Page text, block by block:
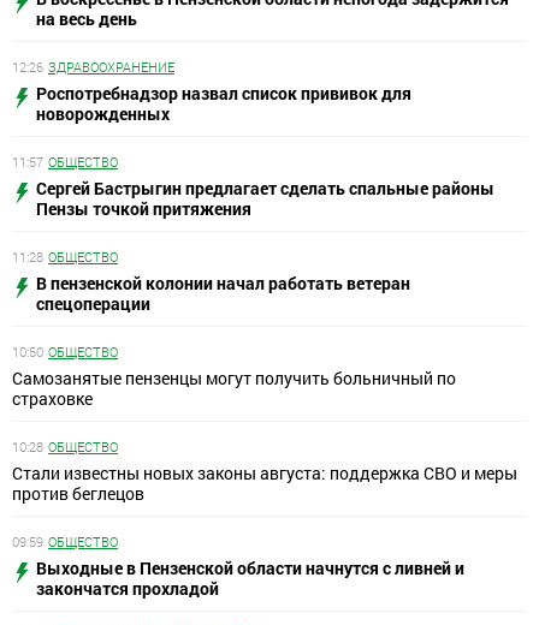
на весь день
12:26 ЗДРАВООХРАНЕНИЕ
Роспотребнадзор назвал список прививок для
новорожденных
11:57 ОБЩЕСТВО
Сергей Бастрыгин предлагает сделать спальные районы
Пензы точкой притяжения
11:28 ОБЩЕСТВО
В пензенской колонии начал работать ветеран
спецоперации
10:50 ОБЩЕСТВО
Самозанятые пензенцы могут получить больничный по
страховке
10:28 ОБЩЕСТВО
Стали известны новых законы августа: поддержка СВО и меры
против беглецов
09:59 ОБЩЕСТВО
Выходные в Пензенской области начнутся с ливней и
закончатся прохладой